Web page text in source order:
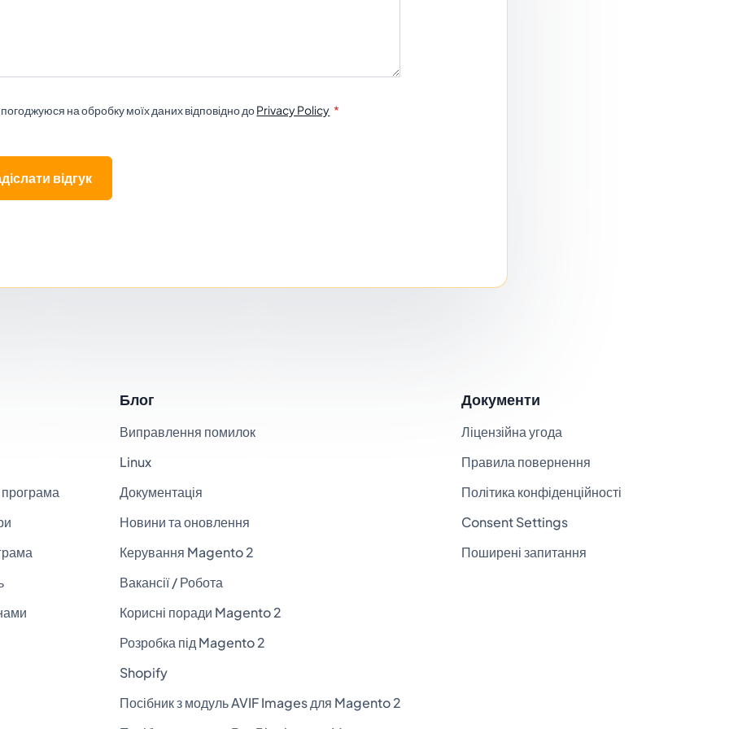
на обробку моїх даних відповідно доPrivacy Policy
відгук
Блог
Виправлення помилок
Linux
Документація
Новини та оновлення
Керування Magento 2
Вакансії / Робота
Корисні поради Magento 2
Розробка під Magento 2
Shopify
Посібник з модуль AVIF Images для Magento 2
Документи
Ліцензійна угода
Правила повернення
Політика конфіденційності
Consent Settings
Поширені запитання